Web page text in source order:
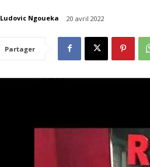
Ludovic Ngoueka 20 avril 2022
Partager